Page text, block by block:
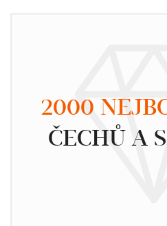
2000
ČECHŮ A